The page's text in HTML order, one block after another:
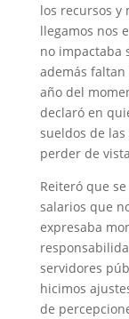
los recursos y
llegamos nos
no impactaba
además
año del
declaró en
sueldos de
perder de
Reiteró que
salarios que
expresaba
servidores
hicimos
de